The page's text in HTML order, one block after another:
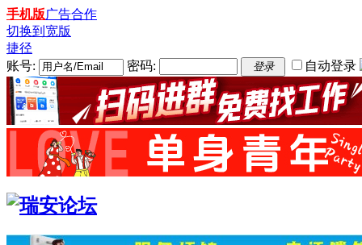
手机版广告合作
切换到宽版
捷径
账号:
密码: 登录 自动登录